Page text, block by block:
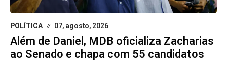
POLÍTICA 07, agosto, 2026
Além de Daniel, MDB oficializa Zacharias
ao Senado e chapa com 55 candidatos